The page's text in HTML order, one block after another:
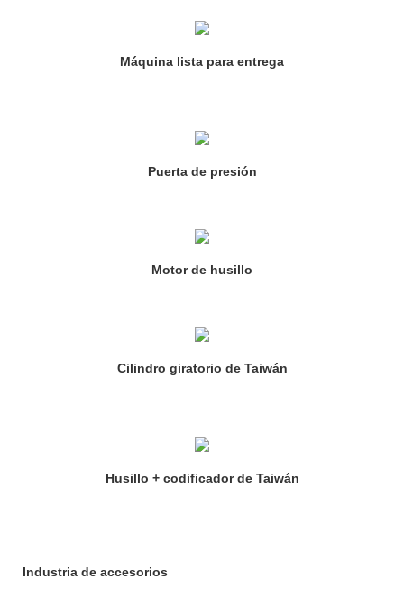
Máquina lista para entrega
Puerta de presión
Motor de husillo
Cilindro giratorio de Taiwán
Husillo + codificador de Taiwán
Industria de accesorios